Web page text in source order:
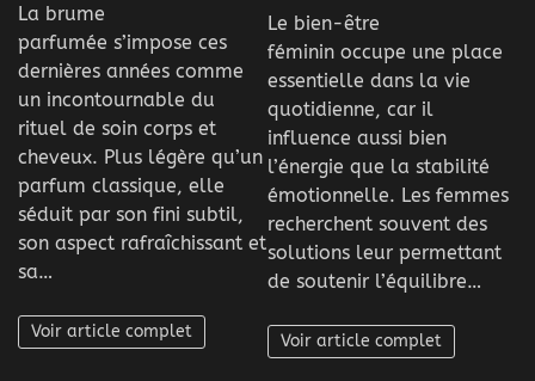
La brume
parfumée s’impose ces
dernières années comme
un incontournable du
rituel de soin corps et
cheveux. Plus légère qu’un
parfum classique, elle
séduit par son fini subtil,
son aspect rafraîchissant et
sa…
Voir article complet
Le bien-être
féminin occupe une place
essentielle dans la vie
quotidienne, car il
influence aussi bien
l’énergie que la stabilité
émotionnelle. Les femmes
recherchent souvent des
solutions leur permettant
de soutenir l’équilibre…
Voir article complet